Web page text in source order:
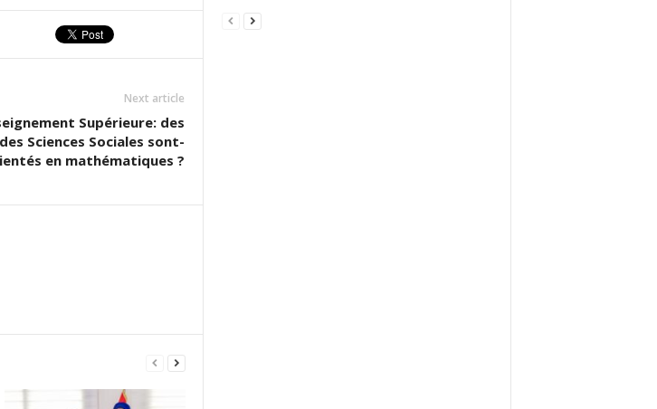
Next article
Supérieure: des
Sciences Sociales sont-
en mathématiques ?